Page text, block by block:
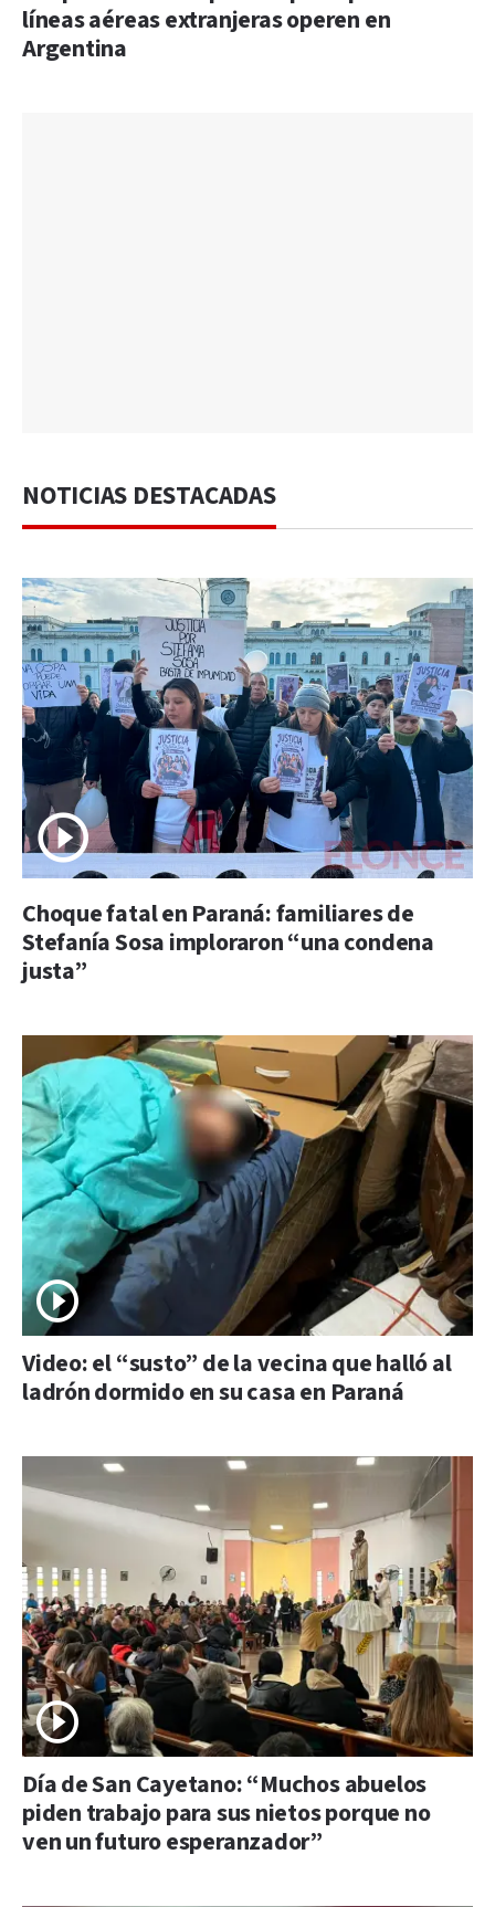
líneas aéreas extranjeras operen en
Argentina
NOTICIAS DESTACADAS
Choque fatal en Paraná: familiares de
Stefanía Sosa imploraron “una condena
justa”
Video: el “susto” de la vecina que halló al
ladrón dormido en su casa en Paraná
Día de San Cayetano: “Muchos abuelos
piden trabajo para sus nietos porque no
ven un futuro esperanzador”